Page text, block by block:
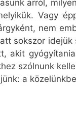
arról,
Vagy
nem
sokszor idejük
akit
szólnunk
a